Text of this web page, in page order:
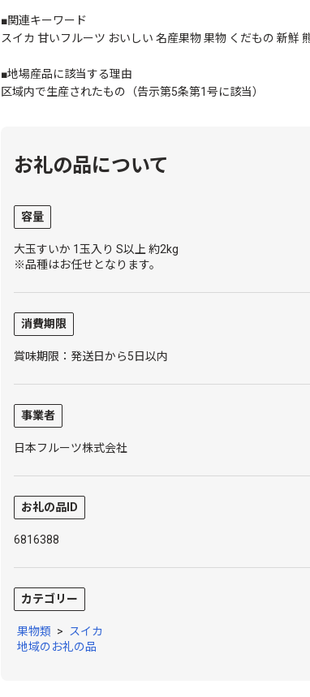
■関連キーワード
スイカ 甘いフルーツ おいしい 名産果物 果物 くだもの 新鮮
■地場産品に該当する理由
区域内で生産されたもの（告示第5条第1号に該当）
お礼の品について
容量
大玉すいか 1玉入り S以上 約2kg
※品種はお任せとなります。
消費期限
賞味期限：発送日から5日以内
事業者
日本フルーツ株式会社
お礼の品ID
6816388
カテゴリー
果物類 >
スイカ
地域のお礼の品